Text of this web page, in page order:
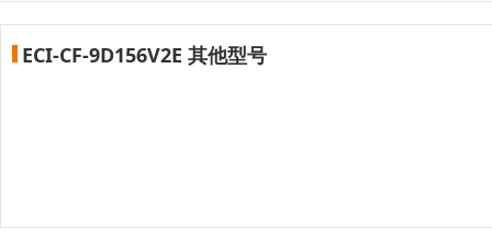
ECI-CF-9D156V2E 其他型号